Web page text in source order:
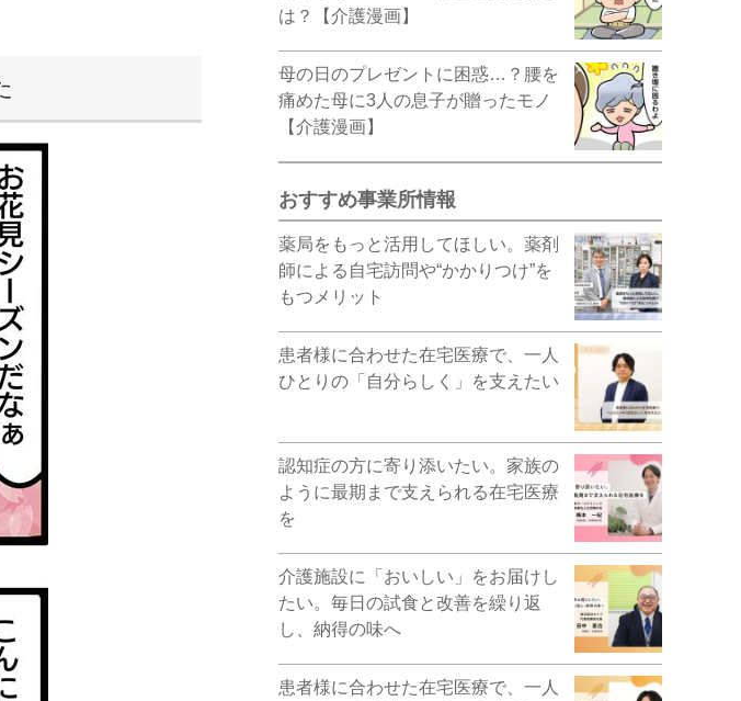
は？【介護漫画】
母の日のプレゼントに困惑…？腰を
痛めた母に3人の息子が贈ったモノ
【介護漫画】
おすすめ事業所情報
薬局をもっと活用してほしい。薬剤
師による自宅訪問や“かかりつけ”を
もつメリット
患者様に合わせた在宅医療で、一人
ひとりの「自分らしく」を支えたい
認知症の方に寄り添いたい。家族の
ように最期まで支えられる在宅医療
を
介護施設に「おいしい」をお届けし
たい。毎日の試食と改善を繰り返
し、納得の味へ
患者様に合わせた在宅医療で、一人